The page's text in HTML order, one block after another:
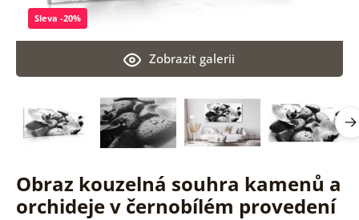
Obraz kouzelná souhra kamenů a
orchideje v černobílém provedení
Zobrazit galerii
Sleva -20%